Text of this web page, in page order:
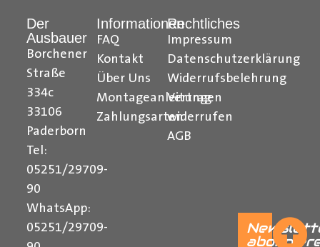
Ihr Team von Der Ausbauer
Formularbeginn
Der
Ausbauer
Borchener
Straße
334c
33106
Paderborn
Tel:
05251/29709-
90
WhatsApp:
05251/29709-
Informationen
FAQ
Kontakt
Über Uns
Montageanleitungen
Zahlungsarten
Rechtliches
Impressum
Datenschutzerklärung
Widerrufsbelehrung
Vertrag
widerrufen
AGB